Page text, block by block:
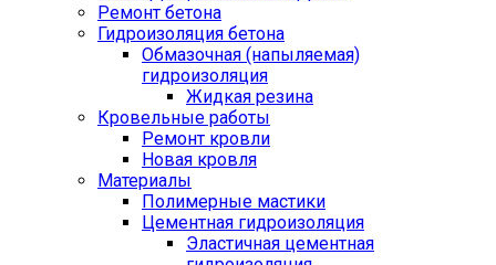
Ремонт бетона
Гидроизоляция бетона
Обмазочная (напыляемая)
гидроизоляция
Жидкая резина
Кровельные работы
Ремонт кровли
Новая кровля
Материалы
Полимерные мастики
Цементная гидроизоляция
Эластичная цементная